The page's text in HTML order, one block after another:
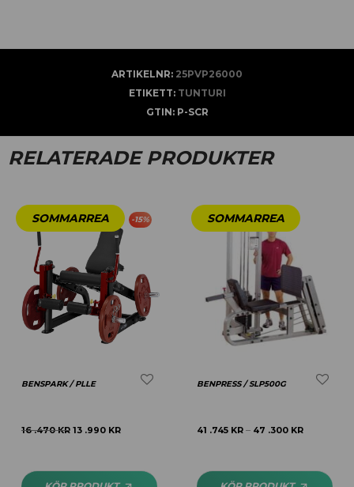
ARTIKELNR: 25PVP26000
ETIKETT: TUNTURI
GTIN: P-SCR
RELATERADE PRODUKTER
-15%
BENSPARK / PLLE
16 .470KR 13 .990 KR
BENPRESS / SLP500G
41 .745 KR – 47 .300 KR